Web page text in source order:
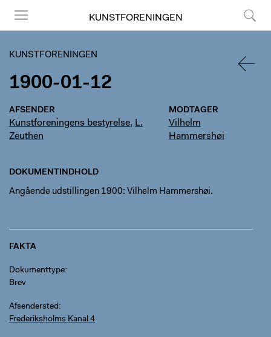
KUNSTFORENINGEN
KUNSTFORENINGEN
1900-01-12
AFSENDER
Kunstforeningens bestyrelse, L.
Zeuthen
MODTAGER
Vilhelm
Hammershøi
DOKUMENTINDHOLD
Angående udstillingen 1900: Vilhelm Hammershøi.
FAKTA
Dokumenttype
Brev
Afsendersted
Frederiksholms Kanal 4